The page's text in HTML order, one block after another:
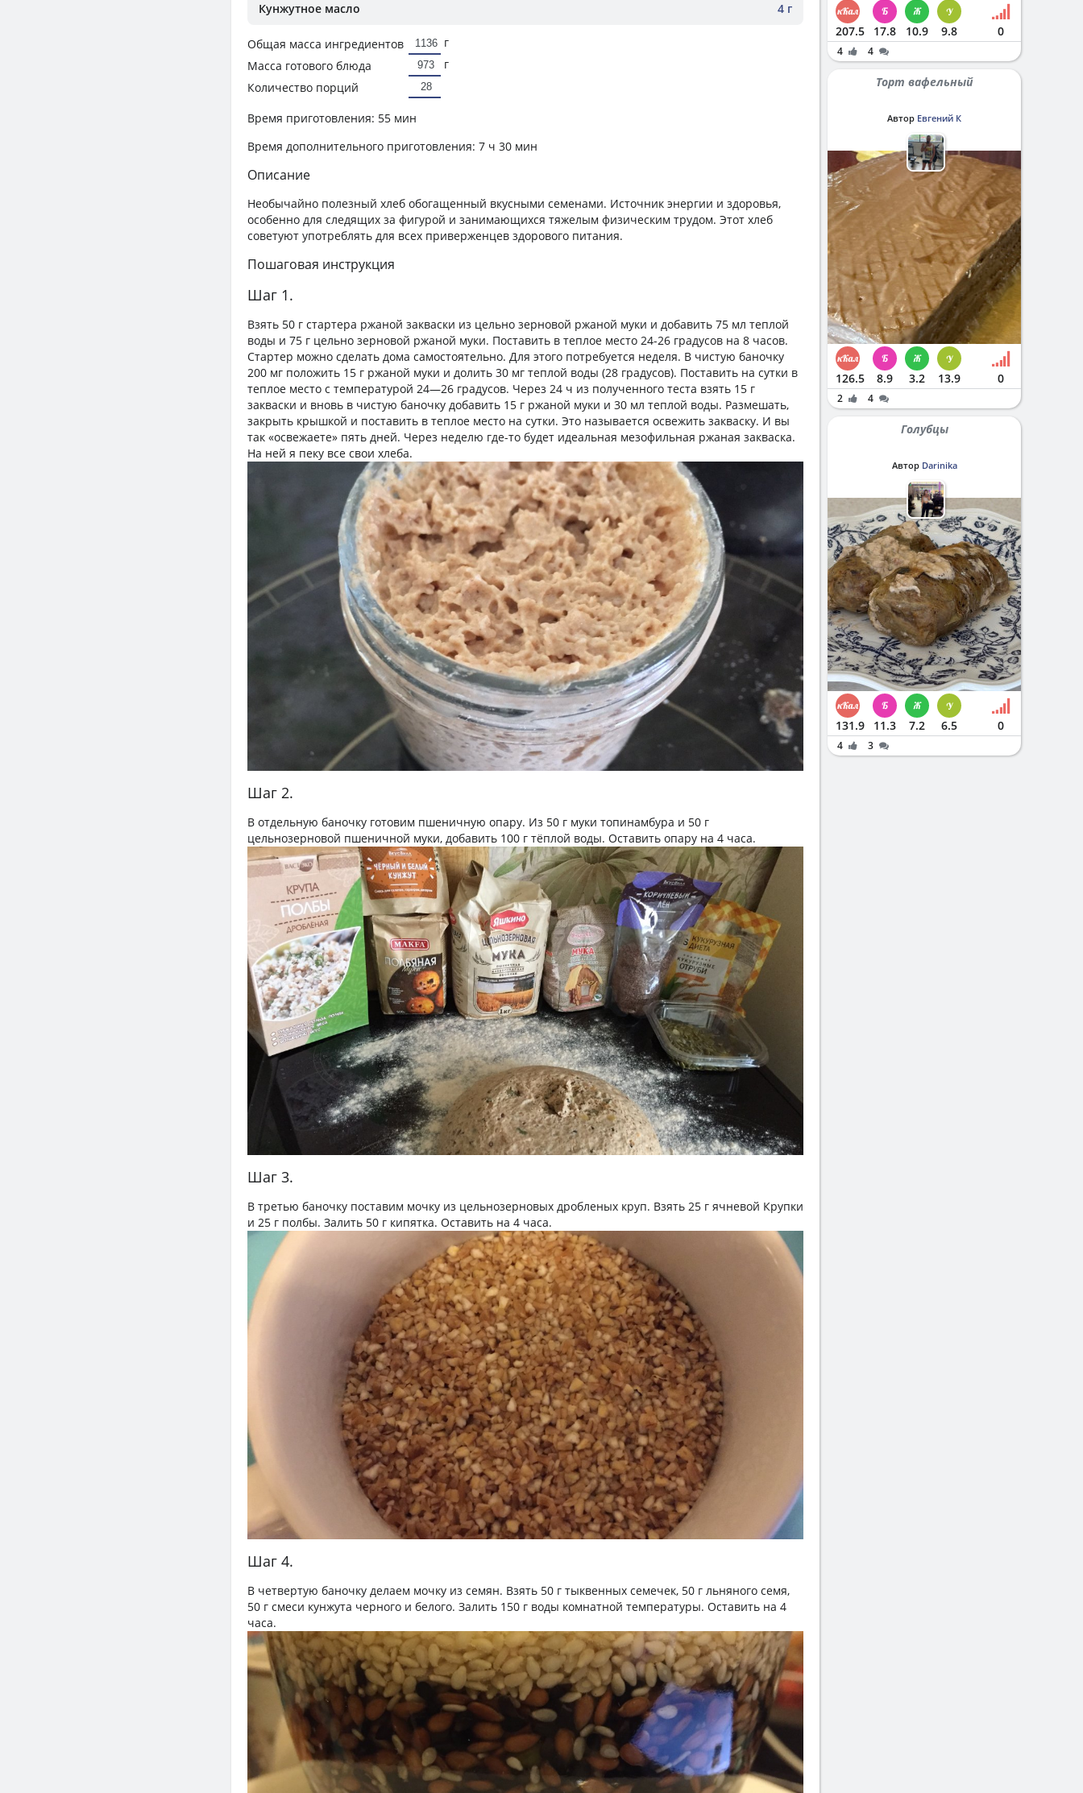
Кунжутное масло 4 г
Общая масса ингредиентов
г
Масса готового блюда
г
Количество порций
Время приготовления: 55 мин
Время дополнительного приготовления: 7 ч 30 мин
Описание
Необычайно полезный хлеб обогащенный вкусными семенами. Источник энергии и здоровья,
особенно для следящих за фигурой и занимающихся тяжелым физическим трудом. Этот хлеб
советуют употреблять для всех приверженцев здорового питания.
Пошаговая инструкция
Шаг 1.
Взять 50 г стартера ржаной закваски из цельно зерновой ржаной муки и добавить 75 мл теплой
воды и 75 г цельно зерновой ржаной муки. Поставить в теплое место 24-26 градусов на 8 часов.
Стартер можно сделать дома самостоятельно. Для этого потребуется неделя. В чистую баночку
200 мг положить 15 г ржаной муки и долить 30 мг теплой воды (28 градусов). Поставить на сутки в
теплое место с температурой 24—26 градусов. Через 24 ч из полученного теста взять 15 г
закваски и вновь в чистую баночку добавить 15 г ржаной муки и 30 мл теплой воды. Размешать,
закрыть крышкой и поставить в теплое место на сутки. Это называется освежить закваску. И вы
так «освежаете» пять дней. Через неделю где-то будет идеальная мезофильная ржаная закваска.
На ней я пеку все свои хлеба.
Шаг 2.
В отдельную баночку готовим пшеничную опару. Из 50 г муки топинамбура и 50 г
цельнозерновой пшеничной муки, добавить 100 г тёплой воды. Оставить опару на 4 часа.
Шаг 3.
В третью баночку поставим мочку из цельнозерновых дробленых круп. Взять 25 г ячневой Крупки
и 25 г полбы. Залить 50 г кипятка. Оставить на 4 часа.
Шаг 4.
В четвертую баночку делаем мочку из семян. Взять 50 г тыквенных семечек, 50 г льняного семя,
50 г смеси кунжута черного и белого. Залить 150 г воды комнатной температуры. Оставить на 4
часа.
207.5 17.8 10.9 9.8 0
4 4
Торт вафельный
Автор Евгений К
126.5 8.9 3.2 13.9 0
2 4
Голубцы
Автор Darinika
131.9 11.3 7.2 6.5 0
4 3